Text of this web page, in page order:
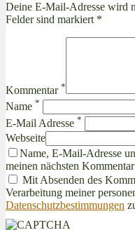
Deine E-Mail-Adresse wird
Felder sind markiert *
Kommentar *
Name *
E-Mail Adresse *
Webseite
Name, E-Mail-Adresse
meinen nächsten
Mit Absenden des
Verarbeitung meiner
Datenschutzbestimmungen